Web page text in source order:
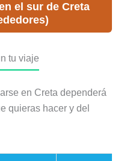
el sur de Creta
tu viaje
en Creta dependerá
quieras hacer y del